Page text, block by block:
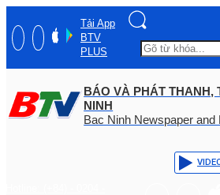
Tải App
BTV
PLUS
BÁO VÀ PHÁT THANH,
NINH
Bac Ninh Newspaper and